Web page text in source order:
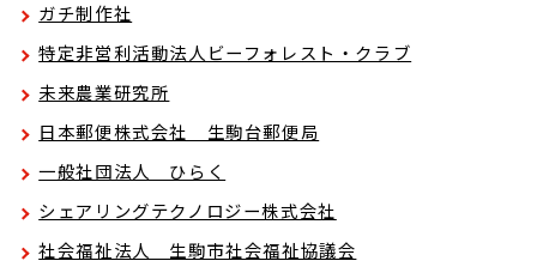
ガチ制作社
特定非営利活動法人ビーフォレスト・クラブ
未来農業研究所
日本郵便株式会社 生駒台郵便局
一般社団法人 ひらく
シェアリングテクノロジー株式会社
社会福祉法人 生駒市社会福祉協議会